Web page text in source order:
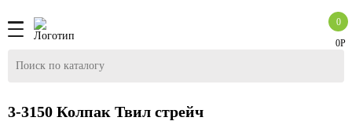
0Р
0
3-3150 Колпак Твил стрейч